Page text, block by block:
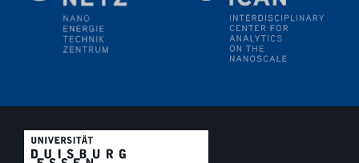
09.09.2025
Colloquium IMPR SusMet
It's all about transitions - dealing sustainably and
reliably with critical metal oxides in simulations and
Colloquium IMPR SusMet
It's all about transitions - dealing sustainably and